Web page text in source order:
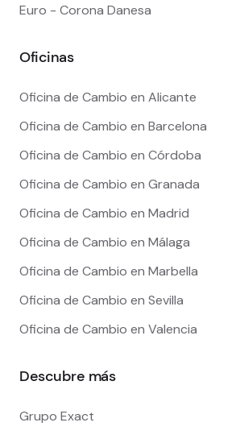
Euro - Corona Danesa
Oficinas
Oficina de Cambio en Alicante
Oficina de Cambio en Barcelona
Oficina de Cambio en Córdoba
Oficina de Cambio en Granada
Oficina de Cambio en Madrid
Oficina de Cambio en Málaga
Oficina de Cambio en Marbella
Oficina de Cambio en Sevilla
Oficina de Cambio en Valencia
Descubre más
Grupo Exact